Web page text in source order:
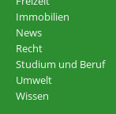
Immobilien
News
Recht
Studium und Beruf
Umwelt
Wissen